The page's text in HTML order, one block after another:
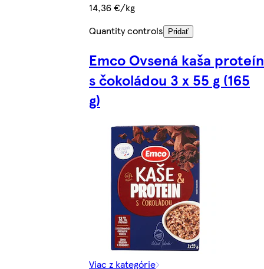
14,36 €/kg
Quantity controls
Pridať
Emco Ovsená kaša proteín
s čokoládou 3 x 55 g (165
g)
Viac z kategórie